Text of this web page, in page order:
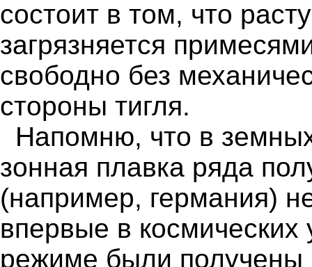
состоит в том, что
загрязняется
свободно без
стороны тигля.
Напомню, что в
зонная плавка ряда
(например, германия)
впервые в космических
режиме были получены